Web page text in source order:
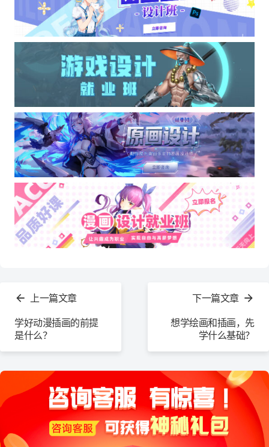
上一篇文章
学好动漫插画的前提
是什么？
下一篇文章
想学绘画和插画，先
学什么基础？